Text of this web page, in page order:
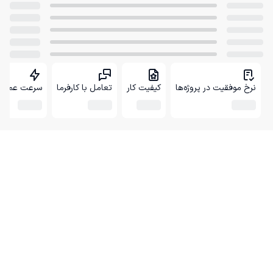
نرخ موفقیت در پروژه‌ها کیفیت کار تعامل با کارفرما سرعت عمل